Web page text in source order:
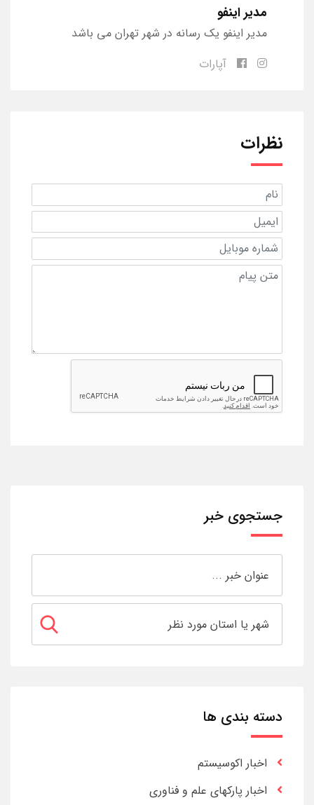
مدیر اینفو
مدیر اینفو یک رسانه در شهر تهران می باشد
آپارات
نظرات
جستجوی خبر
دسته بندی ها
اخبار اکوسیستم
اخبار پارکهای علم و فناوری